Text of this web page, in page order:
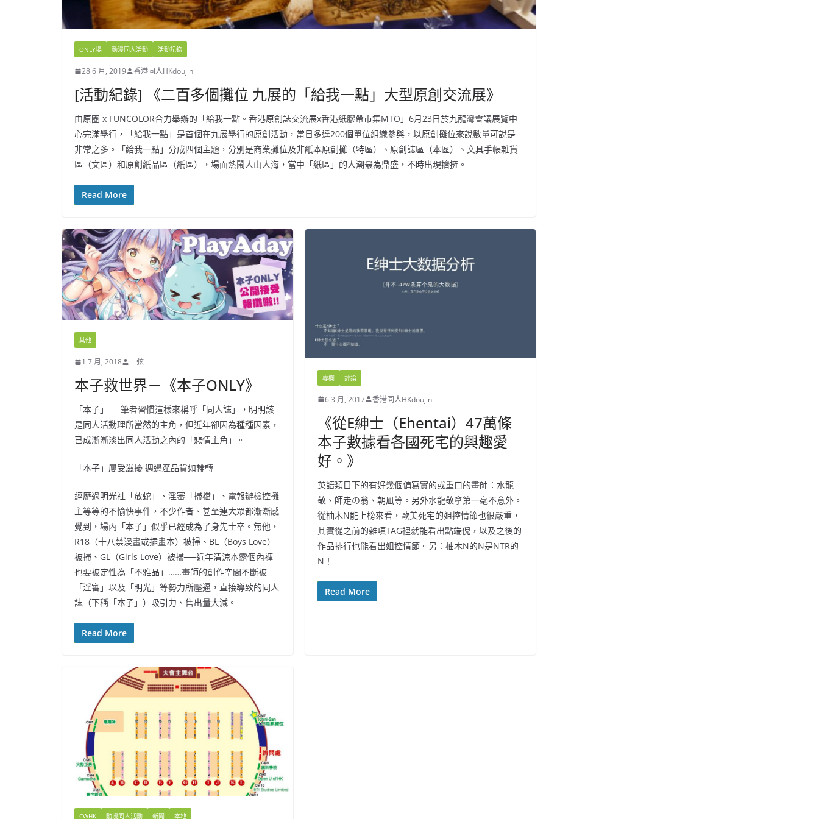
ONLY場 動漫同人活動 活動記錄
28 6 月, 2019 香港同人HKdoujin
[活動紀錄] 《二百多個攤位 九展的「給我一點」大型原創交流展》
由原圈 x FUNCOLOR合力舉辦的「給我一點。香港原創誌交流展x香港紙膠帶市集MTO」6月23日於九龍灣會議展覽中
心完滿舉行，「給我一點」是首個在九展舉行的原創活動，當日多達200個單位組織參與，以原創攤位來說數量可說是
非常之多。「給我一點」分成四個主題，分別是商業攤位及非紙本原創攤（特區）、原創誌區（本區）、文具手帳雜貨
區（文區）和原創紙品區（紙區），場面熱鬧人山人海，當中「紙區」的人潮最為鼎盛，不時出現擠擁。
Read More
其他
1 7 月, 2018 一弦
本子救世界－《本子ONLY》
「本子」──筆者習慣這樣來稱呼「同人誌」，明明該
是同人活動理所當然的主角，但近年卻因為種種因素，
已成漸漸淡出同人活動之內的「悲情主角」。
「本子」屢受滋擾 週邊產品貨如輪轉
經歷過明光社「放蛇」、淫審「掃檔」、電報辦檢控攤
主等等的不愉快事件，不少作者、甚至連大眾都漸漸感
覺到，場內「本子」似乎已經成為了身先士卒。無他，
R18（十八禁漫畫或插畫本）被掃、BL（Boys Love）
被掃、GL（Girls Love）被掃──近年清涼本露個內褲
也要被定性為「不雅品」……畫師的創作空間不斷被
「淫審」以及「明光」等勢力所壓逼，直接導致的同人
誌（下稱「本子」）吸引力、售出量大減。
Read More
專欄 評論
6 3 月, 2017 香港同人HKdoujin
《從E紳士（Ehentai）47萬條
本子數據看各國死宅的興趣愛
好。》
英語類目下的有好幾個偏寫實的或重口的畫師：水龍
敬、師走の翁、朝凪等。另外水龍敬拿第一毫不意外。
從柚木N能上榜來看，歐美死宅的姐控情節也很嚴重，
其實從之前的雜項TAG裡就能看出點端倪，以及之後的
作品排行也能看出姐控情節。另：柚木N的N是NTR的
N！
Read More
CWHK 動漫同人活動 新聞 本地